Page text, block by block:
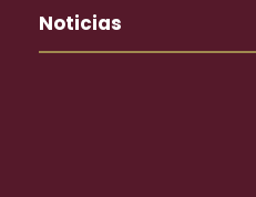
Noticias